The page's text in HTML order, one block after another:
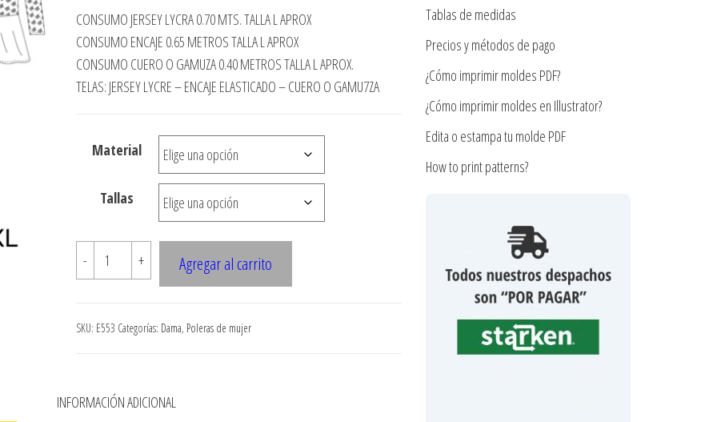
de
precios:
desde
$3.290
$7.900
CONSUMO JERSEY LYCRA 0.70 MTS. TALLA L APROX
CONSUMO ENCAJE 0.65 METROS TALLA L APROX
CONSUMO CUERO O GAMUZA 0.40 METROS TALLA L APROX.
TELAS: JERSEY LYCRE – ENCAJE ELASTICADO – CUERO O GAMU7ZA
Material
Tallas
-
E553
POLERA
FALDON
LATERALES,
+ Agregar al carrito
SKU: E553 Categorías: Dama, Poleras de mujer
INFORMACIÓN ADICIONAL
Tablas de medidas
Precios y métodos de pago
¿Cómo imprimir moldes PDF?
¿Cómo imprimir moldes en Illustrator?
Edita o estampa tu molde PDF
How to print patterns?